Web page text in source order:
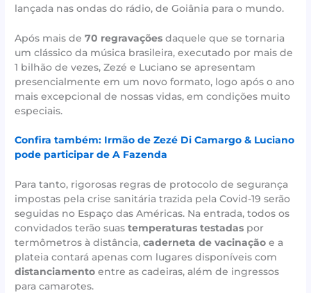
lançada nas ondas do rádio, de Goiânia para o mundo.
Após mais de70 regravações daquele que se tornaria
um clássico da música brasileira, executado por mais de
1 bilhão de vezes, Zezé e Luciano se apresentam
presencialmente em um novo formato, logo após o ano
mais excepcional de nossas vidas, em condições muito
especiais.
Confira também: Irmão de Zezé Di Camargo & Luciano
pode participar de A Fazenda
Para tanto, rigorosas regras de protocolo de segurança
impostas pela crise sanitária trazida pela Covid-19 serão
seguidas no Espaço das Américas. Na entrada, todos os
convidados terão suastemperaturas testadas por
termômetros à distância,caderneta de vacinação e a
plateia contará apenas com lugares disponíveis com
distanciamento entre as cadeiras, além de ingressos
para camarotes.